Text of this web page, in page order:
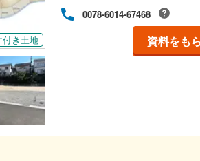
き土地
0078-6014-67468
資料をも